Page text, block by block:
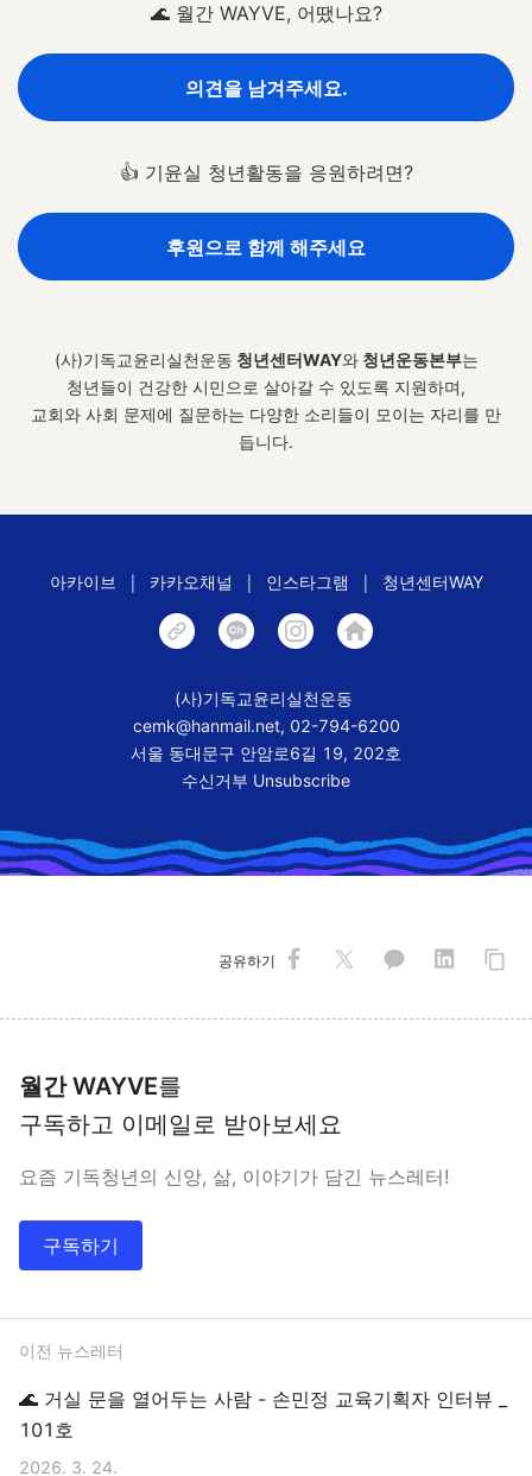
🌊 월간 WAYVE, 어땠나요?
의견을 남겨주세요.
👍 기윤실 청년활동을 응원하려면?
후원으로 함께 해주세요
(사)기독교윤리실천운동 청년센터WAY와청년운동본부는
청년들이 건강한 시민으로 살아갈 수 있도록 지원하며,
교회와 사회 문제에 질문하는 다양한 소리들이 모이는 자리를 만
듭니다.
아카이브 | 카카오채널 | 인스타그램 | 청년센터WAY
(사)기독교윤리실천운동
cemk@hanmail.net, 02-794-6200
서울 동대문구 안암로6길 19, 202호
수신거부 Unsubscribe
공유하기
월간 WAYVE를
구독하고 이메일로 받아보세요
요즘 기독청년의 신앙, 삶, 이야기가 담긴 뉴스레터!
구독하기
이전 뉴스레터
🌊 거실 문을 열어두는 사람 - 손민정 교육기획자 인터뷰 _
101호
2026. 3. 24.